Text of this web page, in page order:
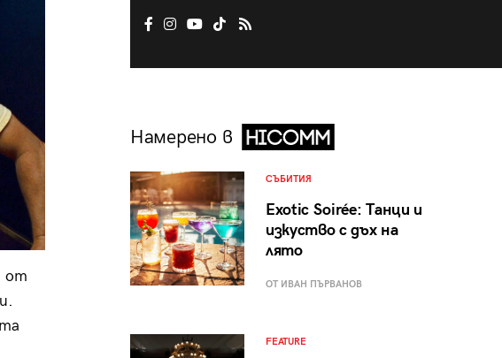
от
Намерено в
СЪБИТИЯ
Exotic Soirée: Танци и
изкуство с дъх на
лято
ОТ ИВАН ПЪРВАНОВ
FEATURE